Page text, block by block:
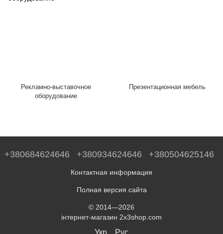
Рекламно-выставочное
оборудование
Презентационная мебель
+380684624646 +380934624646 +380504625146
Контактная информация
Полная версия сайта
© 2014—2026
інтернет-магазин 2x3shop.com
Укр Рус